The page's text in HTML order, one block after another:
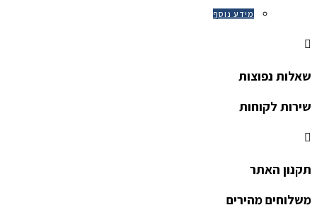
מידע נוסף
שאלות נפוצות
שירות לקוחות
תקנון האתר
משלוחים מהירים